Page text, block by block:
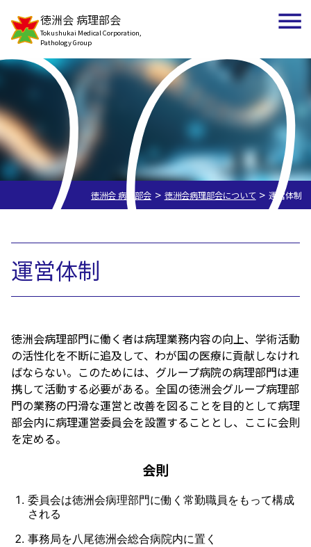
徳洲会 病理部会
Tokushukai Medical Corporation,
Pathology Group
徳洲会病理部会について
徳洲会 病理部会 > 徳洲会病理部会について > 運営体制
運営体制
徳洲会病理部門に働く者は病理業務内容の向上、学術活動
の活性化を不断に追及して、わが国の医療に貢献しなけれ
ばならない。このためには、グループ病院の病理部門は連
携して活動する必要がある。全国の徳洲会グループ病理部
門の業務の円滑な運営と改善を図ることを目的として病理
部会内に病理運営委員会を設置することとし、ここに会則
を定める。
会則
委員会は徳洲会病理部門に働く常勤職員をもって構成
される
事務局を八尾徳洲会総合病院内に置く